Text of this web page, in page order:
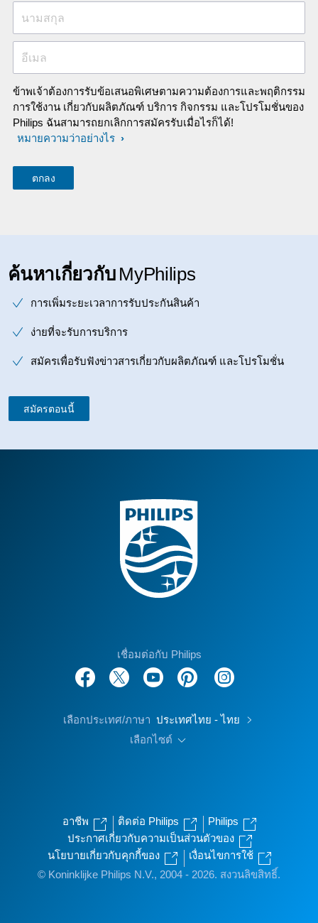
นามสกุล
อีเมล
ข้าพเจ้าต้องการรับข้อเสนอพิเศษตามความต้องการและพฤติกรรม
การใช้งาน เกี่ยวกับผลิตภัณฑ์ บริการ กิจกรรม และโปรโมชั่นของ
Philips ฉันสามารถยกเลิกการสมัครรับเมื่อไรก็ได้!
หมายความว่าอย่างไร
ค้นหาเกี่ยวกับ MyPhilips
การเพิ่มระยะเวลาการรับประกันสินค้า
ง่ายที่จะรับการบริการ
สมัครเพื่อรับฟังข่าวสารเกี่ยวกับผลิตภัณฑ์ และโปรโมชั่น
สมัครตอนนี้
เชื่อมต่อกับ Philips
เลือกประเทศ/ภาษา ประเทศไทย - ไทย
เลือกไซต์
อาชีพ ติดต่อ Philips
Philips
ประกาศเกี่ยวกับความเป็นส่วนตัวของ
นโยบายเกี่ยวกับคุกกี้ของ
เงื่อนไขการใช้
© Koninklijke Philips N.V., 2004 - 2026. สงวนลิขสิทธิ์.